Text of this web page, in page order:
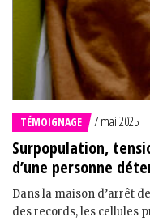
TÉMOIGNAGE 7 mai 2025
Surpopulation,
d’une personne
Dans la maison d’arrêt
des records, les cellules